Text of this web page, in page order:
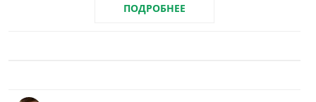
ПОДРОБНЕЕ